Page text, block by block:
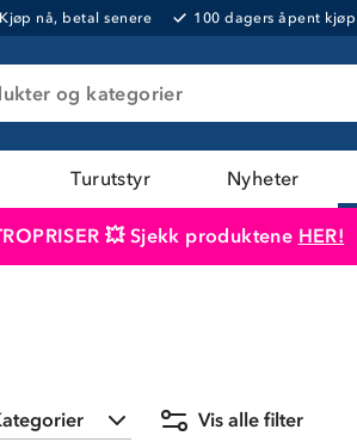
Kjøp nå, betal senere 100 dagers åpent kjøp
og kategorier
Turutstyr Nyheter
💥 Sjekk produktene HER!
Vis alle filter